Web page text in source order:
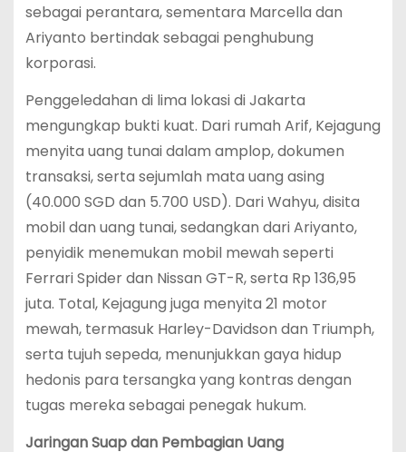
sebagai perantara, sementara Marcella dan
Ariyanto bertindak sebagai penghubung
korporasi.
Penggeledahan di lima lokasi di Jakarta
mengungkap bukti kuat. Dari rumah Arif, Kejagung
menyita uang tunai dalam amplop, dokumen
transaksi, serta sejumlah mata uang asing
(40.000 SGD dan 5.700 USD). Dari Wahyu, disita
mobil dan uang tunai, sedangkan dari Ariyanto,
penyidik menemukan mobil mewah seperti
Ferrari Spider dan Nissan GT-R, serta Rp 136,95
juta. Total, Kejagung juga menyita 21 motor
mewah, termasuk Harley-Davidson dan Triumph,
serta tujuh sepeda, menunjukkan gaya hidup
hedonis para tersangka yang kontras dengan
tugas mereka sebagai penegak hukum.
Jaringan Suap dan Pembagian Uang